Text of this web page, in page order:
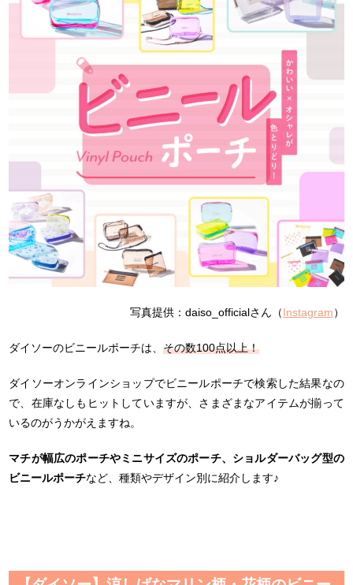
写真提供：daiso_officialさん（Instagram）
ダイソーのビニールポーチは、その数100点以上！
ダイソーオンラインショップでビニールポーチで検索した結果なの
で、在庫なしもヒットしていますが、さまざまなアイテムが揃って
いるのがうかがえますね。
マチが幅広のポーチやミニサイズのポーチ、ショルダーバッグ型の
ビニールポーチなど、種類やデザイン別に紹介します♪